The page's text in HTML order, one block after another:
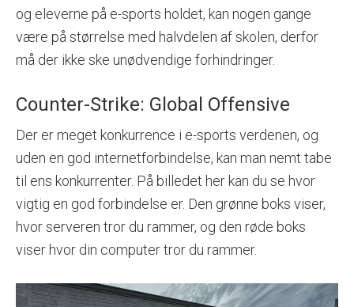
og eleverne på e-sports holdet, kan nogen gange
være på størrelse med halvdelen af skolen, derfor
må der ikke ske unødvendige forhindringer.
Counter-Strike: Global Offensive
Der er meget konkurrence i e-sports verdenen, og
uden en god internetforbindelse, kan man nemt tabe
til ens konkurrenter. På billedet her kan du se hvor
vigtig en god forbindelse er. Den grønne boks viser,
hvor serveren tror du rammer, og den røde boks
viser hvor din computer tror du rammer.